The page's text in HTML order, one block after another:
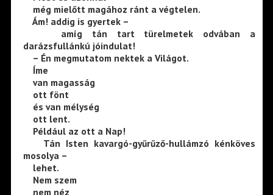
még mielőtt magához ránt a végtelen.
Ám! addig is gyertek –
amíg tán tart türelmetek odvában a
darázsfullánkú jóindulat!
– Én megmutatom nektek a Világot.
Íme
van magasság
ott fönt
és van mélység
ott lent.
Például az ott a Nap!
Tán Isten kavargó-gyűrűző-hullámzó kénköves
mosolya –
lehet.
Nem szem
nem néz